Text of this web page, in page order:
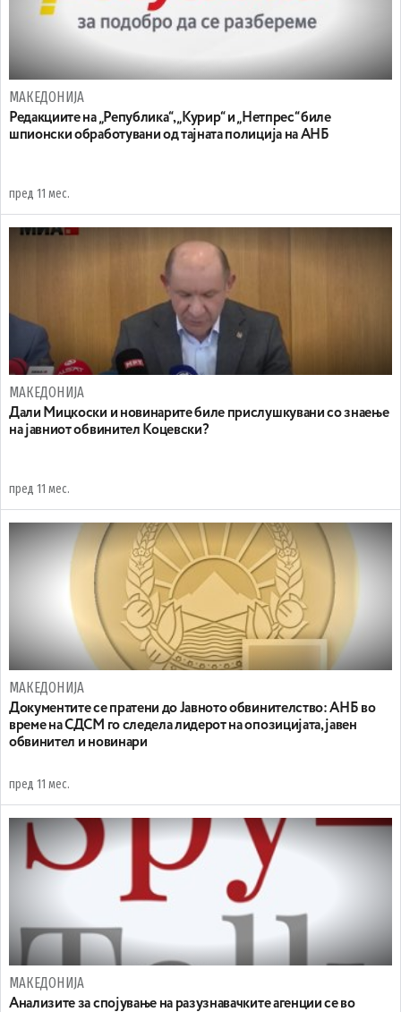
МАКЕДОНИЈА
Редакциите на „Република“, „Курир“ и „Нетпрес“ биле
шпионски обработувани од тајната полиција на АНБ
пред 11 мес.
МАКЕДОНИЈА
Дали Мицкоски и новинарите биле прислушкувани со знаење
на јавниот обвинител Коцевски?
пред 11 мес.
МАКЕДОНИЈА
Документите се пратени до Јавното обвинителство: АНБ во
време на СДСМ го следела лидерот на опозицијата, јавен
обвинител и новинари
пред 11 мес.
МАКЕДОНИЈА
Анализите за спојување на разузнавачките агенции се во